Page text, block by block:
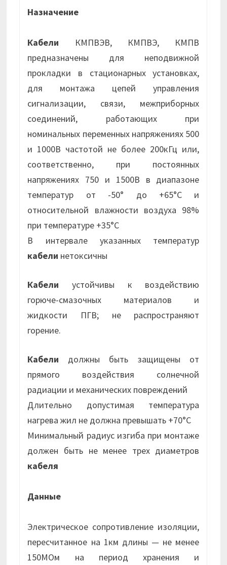
Назначение
Кабели КМПВЭВ, КМПВЭ, КМПВ
предназначены для неподвижной
прокладки в стационарных установках,
для монтажа цепей управления
сигнализации, связи, межприборных
соединений, работающих при
номинальных переменных напряжениях 500
и 1000В частотой не более 200кГц или,
соответственно, при постоянных
напряжениях 750 и 1500В в диапазоне
температур от -50° до +65°С и
относительной влажности воздуха 98%
при температуре +35°С
В интервале указанных температур
кабели нетоксичны
Кабели устойчивы к воздействию
горюче-смазочных материалов и
жидкости ПГВ; не распространяют
горение.
Кабели должны быть защищены от
прямого воздействия солнечной
радиации и механических повреждений
Длительно допустимая температура
нагрева жил не должна превышать +70°С
Минимальный радиус изгиба при монтаже
должен быть не менее трех диаметров
кабеля
Данные
Электрическое сопротивление изоляции,
пересчитанное на 1км длины — не менее
150МОм на период хранения и